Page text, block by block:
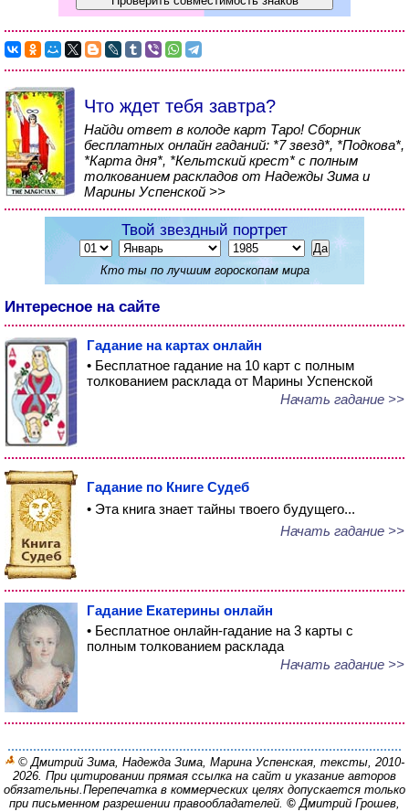
Что ждет тебя завтра?
Найди ответ в колоде карт Таро! Сборник
бесплатных онлайн гаданий: *7 звезд*, *Подкова*,
*Карта дня*, *Кельтский крест* с полным
толкованием раскладов от Надежды Зима и
Марины Успенской >>
Твой звездный портрет
Кто ты по лучшим гороскопам мира
Интересное на сайте
Гадание на картах онлайн
• Бесплатное гадание на 10 карт с полным
толкованием расклада от Марины Успенской
Начать гадание >>
Гадание по Книге Судеб
• Эта книга знает тайны твоего будущего...
Начать гадание >>
Гадание Екатерины онлайн
• Бесплатное онлайн-гадание на 3 карты с
полным толкованием расклада
Начать гадание >>
© Дмитрий Зима, Надежда Зима, Марина Успенская, тексты, 2010-
2026. При цитировании прямая ссылка на сайт и указание авторов
обязательны.Перепечатка в коммерческих целях допускается только
при письменном разрешении правообладателей. © Дмитрий Грошев,